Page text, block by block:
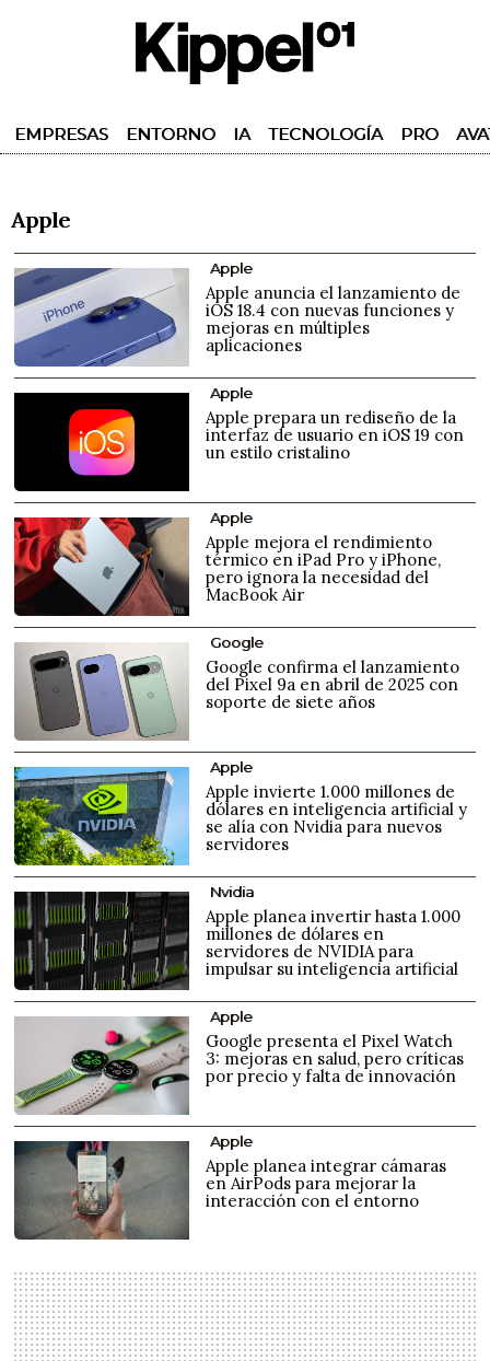
EMPRESAS ENTORNO IA TECNOLOGÍA PRO
Apple
Apple
Apple anuncia el lanzamiento de
iOS 18.4 con nuevas funciones y
mejoras en múltiples
aplicaciones
Apple
Apple prepara un rediseño de la
interfaz de usuario en iOS 19 con
un estilo cristalino
Apple
Apple mejora el rendimiento
térmico en iPad Pro y iPhone,
pero ignora la necesidad del
MacBook Air
Google
Google confirma el lanzamiento
del Pixel 9a en abril de 2025 con
soporte de siete años
Apple
Apple invierte 1.000 millones de
dólares en inteligencia artificial y
se alía con Nvidia para nuevos
servidores
Nvidia
Apple planea invertir hasta 1.000
millones de dólares en
servidores de NVIDIA para
impulsar su inteligencia artificial
Apple
Google presenta el Pixel Watch
3: mejoras en salud, pero críticas
por precio y falta de innovación
Apple
Apple planea integrar cámaras
en AirPods para mejorar la
interacción con el entorno